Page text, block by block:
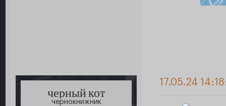
черный кот
чернокнижник
17.05.24